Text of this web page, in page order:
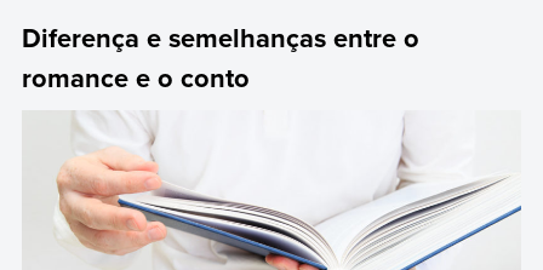
Diferença e semelhanças entre o
romance e o conto